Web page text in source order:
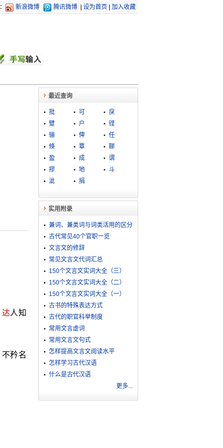
新浪微博 腾讯微博 设为首页 加入收藏
达人知
不矜名
最近查询
批 可
戾
躄
户
铿
骊
俾
任
倏
覃
鞹
盈
成
谓
摎
地
斗
泚
捐
实用附录
兼词、兼类词与词类活用的区分
古代常见40个官职一览
文言文的修辞
常见文言文代词汇总
150个文言文实词大全（三）
150个文言文实词大全（二）
150个文言文实词大全（一）
古书的特殊表达方式
古代的职官科举制度
常用文言虚词
常用文言文句式
怎样提高文言文阅读水平
怎样学习古代汉语
什么是古代汉语
更多...